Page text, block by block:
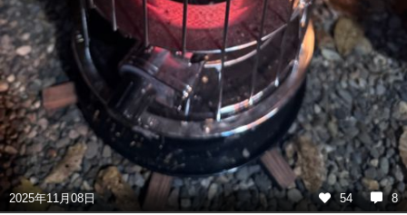
2025年11月08日 54 8